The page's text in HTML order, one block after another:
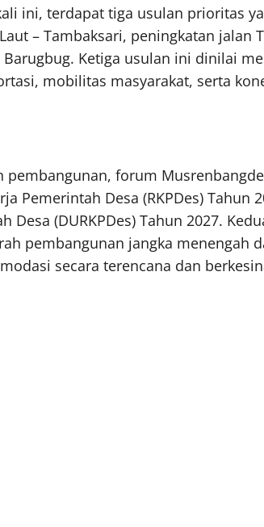
ini, terdapat tiga usulan prioritas
– Tambaksari, peningkatan jalan
Ketiga usulan ini dinilai
mobilitas masyarakat, serta
pembangunan, forum
Pemerintah Desa (RKPDes) Tahun
Desa (DURKPDes) Tahun 2027.
pembangunan jangka menengah
secara terencana dan